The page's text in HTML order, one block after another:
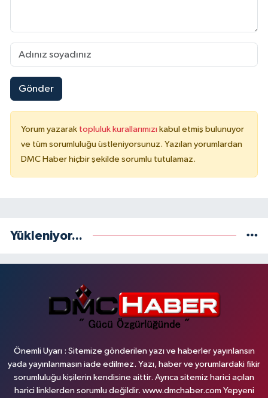
Gönder
Yorum yazarak topluluk kurallarımızı kabul etmiş bulunuyor
ve tüm sorumluluğu üstleniyorsunuz. Yazılan yorumlardan
DMC Haber hiçbir şekilde sorumlu tutulamaz.
Yükleniyor...
Önemli Uyarı : Sitemize gönderilen yazı ve haberler yayınlansın
yada yayınlanmasın iade edilmez. Yazı, haber ve yorumlardaki fikir
sorumluluğu kişilerin kendisine aittir. Ayrıca sitemiz harici açılan
harici linklerden sorumlu değildir. www.dmchaber.com Yepyeni